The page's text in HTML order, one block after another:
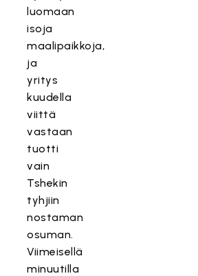
luomaan
isoja
maalipaikkoja,
ja
yritys
kuudella
viittä
vastaan
tuotti
vain
Tshekin
tyhjiin
nostaman
osuman.
Viimeisellä
minuutilla